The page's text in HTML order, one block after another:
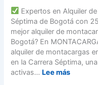
a
y
L
i
s
t
o
g
o
t
á
y
a
c
á
–
B
g
Expertos en Alquiler
Séptima de Bogotá con
mejor alquiler de
Bogotá? En
alquiler de montacargas
en la Carrera Séptima,
activas... Lee más: